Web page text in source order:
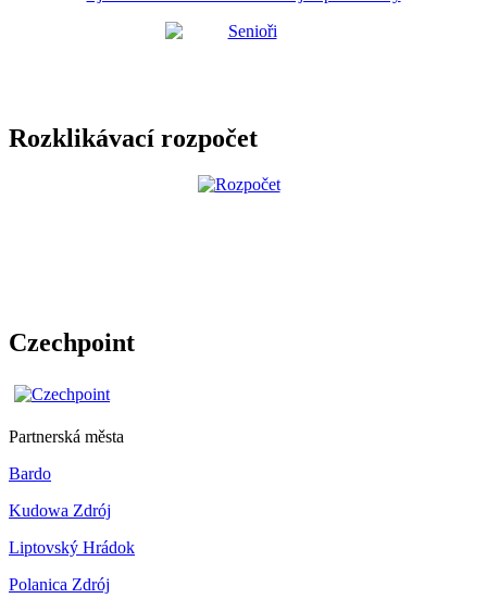
Rozklikávací rozpočet
Czechpoint
Partnerská města
Bardo
Kudowa Zdrój
Liptovský Hrádok
Polanica Zdrój